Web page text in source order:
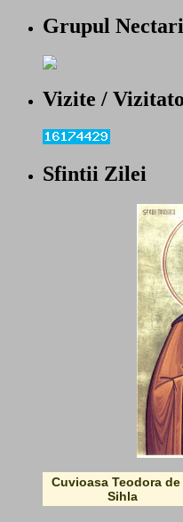
Grupul
Vizite /
Sfintii Zilei
Cuvioasa Teodora de
Sihla